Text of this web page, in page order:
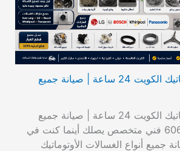
تصليح غسالات اتوماتيك الكويت 24 ساعة | صيانة جميع
تصليح غسالات اتوماتيك الكويت 24 ساعة | صيانة جميع
الماركات | 60615556 فني متخصص يصلك أينما كنت في
جميع أنواع الغسالات الأوتوماتيك